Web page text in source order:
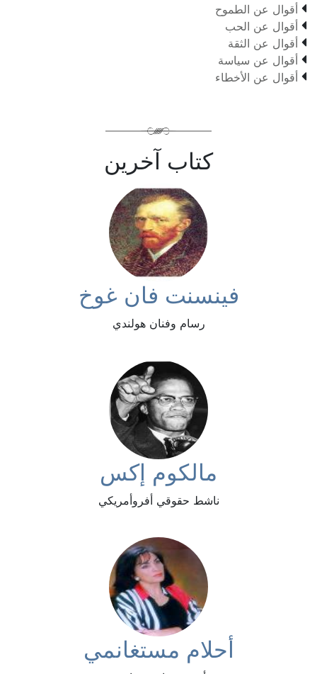
 أقوال عن الطموح
 أقوال عن الحب
 أقوال عن الثقة
 أقوال عن سياسة
 أقوال عن الأخطاء
كتاب آخرين
فينسنت فان غوخ
رسام وفنان هولندي
مالكوم إكس
ناشط حقوقي أفروأمريكي
أحلام مستغانمي